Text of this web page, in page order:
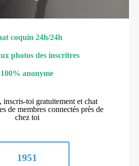
coquin 24h/24h
photos des inscritres
100% anonyme
inscris-toi gratuitement et chat
de membres connectés près de
chez toi
1951